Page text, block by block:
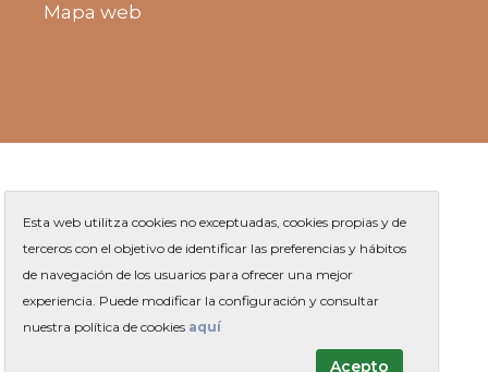
Mapa web
Plaza de Jaume Balmes s/n
93 263 91 00
Esta web utilitza cookies no exceptuadas, cookies propias y de
terceros con el objetivo de identificar las preferencias y hábitos
de navegación de los usuarios para ofrecer una mejor
experiencia. Puede modificar la configuración y consultar
nuestra política de cookies aquí
Acepto